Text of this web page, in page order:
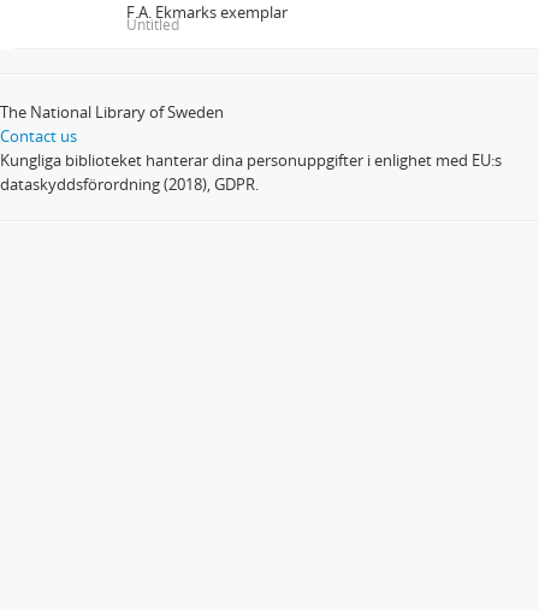
F.A. Ekmarks exemplar
Untitled
The National Library of Sweden
Contact us
Kungliga biblioteket hanterar dina personuppgifter i enlighet med EU:s
dataskyddsförordning (2018), GDPR.